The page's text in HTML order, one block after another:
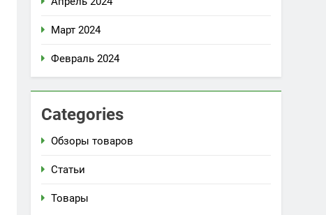
Март 2024
Февраль 2024
Categories
Обзоры товаров
Статьи
Товары